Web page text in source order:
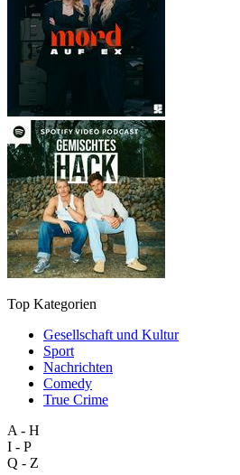
Top Kategorien
Gesellschaft und Kultur
Sport
Nachrichten
Comedy
True Crime
A - H
I - P
Q - Z